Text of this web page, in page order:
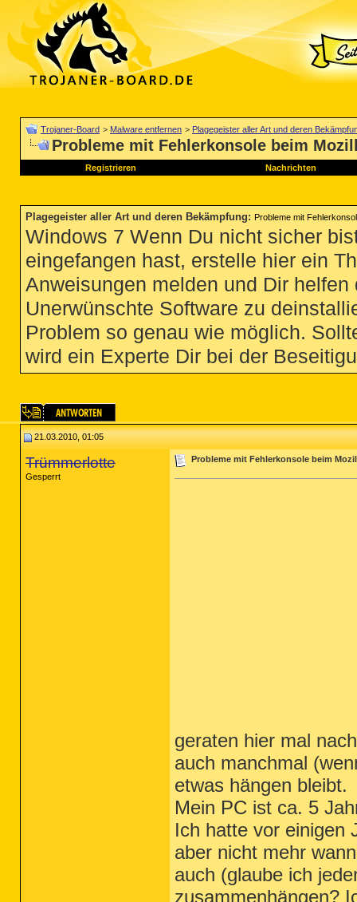
Trojaner-Board > Malware entfernen > Plagegeister aller Art und deren
Probleme mit Fehlerkonsole beim
Registrieren Nachrichten
Plagegeister aller Art und deren Bekämpfung: Probleme mit
Windows 7 Wenn Du nicht sicher
eingefangen hast, erstelle hier ein
Anweisungen melden und Dir
Unerwünschte Software zu
Problem so genau wie möglich.
wird ein Experte Dir bei der
21.03.2010, 01:05
Trümmerlotte
Gesperrt
Probleme mit Fehlerkonsole beim
geraten hier mal
auch manchmal
etwas hängen bleibt.
Mein PC ist ca. 5
Ich hatte vor einigen
aber nicht mehr
auch (glaube ich
zusammenhängen?